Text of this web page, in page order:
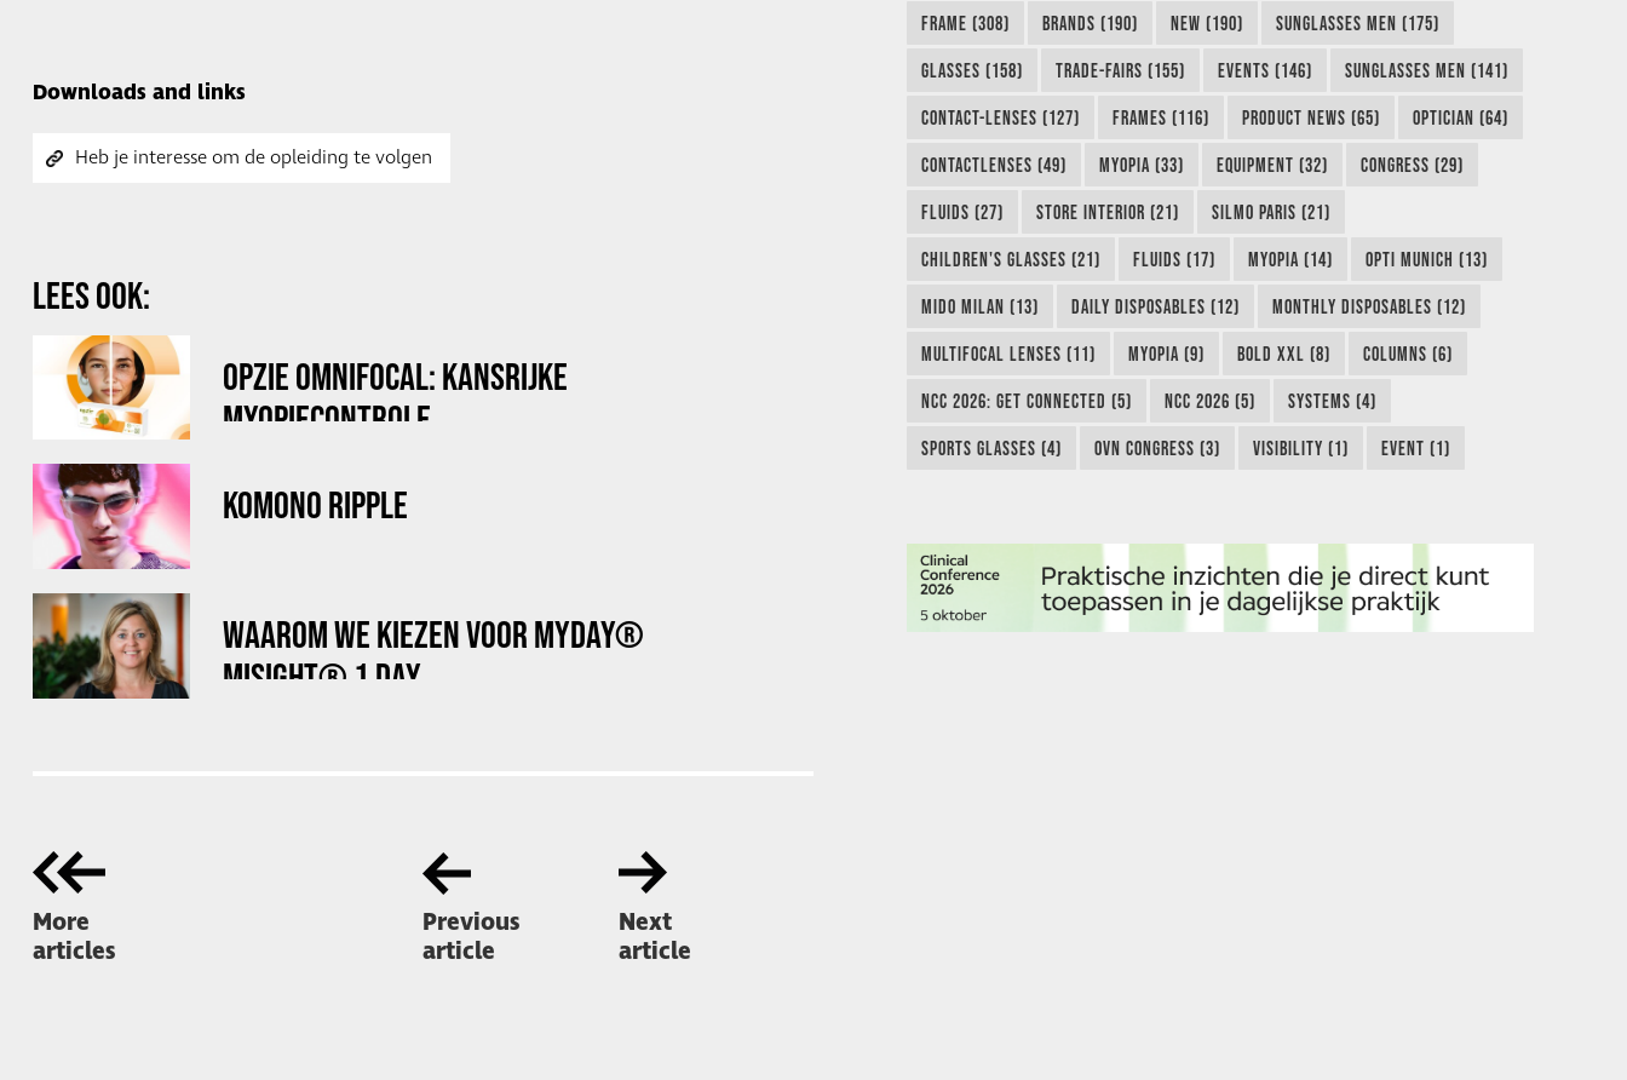
Downloads and links
Heb je interesse om de opleiding te volgen
LEES OOK:
OPZIE OMNIFOCAL: KANSRIJKE
MYOPIECONTROLE
KOMONO RIPPLE
WAAROM WE KIEZEN VOOR MYDAY®
MISIGHT® 1 DAY
More
articles
Previous
article
Next
article
FRAME (308) BRANDS (190) NEW (190) SUNGLASSES MEN (175)
GLASSES (158) TRADE-FAIRS (155) EVENTS (146) SUNGLASSES MEN (141)
CONTACT-LENSES (127) FRAMES (116) PRODUCT NEWS (65) OPTICIAN (64)
CONTACTLENSES (49) MYOPIA (33) EQUIPMENT (32) CONGRESS (29)
FLUIDS (27) STORE INTERIOR (21) SILMO PARIS (21)
CHILDREN'S GLASSES (21) FLUIDS (17) MYOPIA (14) OPTI MUNICH (13)
MIDO MILAN (13) DAILY DISPOSABLES (12) MONTHLY DISPOSABLES (12)
MULTIFOCAL LENSES (11) MYOPIA (9) BOLD XXL (8) COLUMNS (6)
NCC 2026: GET CONNECTED (5) NCC 2026 (5) SYSTEMS (4)
SPORTS GLASSES (4) OVN CONGRESS (3) VISIBILITY (1) EVENT (1)